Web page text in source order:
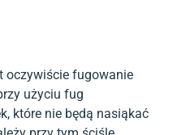
oczywiście fugowanie
użyciu fug
które nie będą nasiąkać